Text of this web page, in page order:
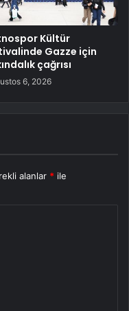
Kültür
Gazze için
çağrısı
6, 2026
alanlar * ile